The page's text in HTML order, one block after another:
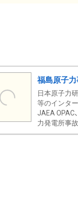
福島原子
日本原子力
等のインタ
JAEA OPAC
力発電所事